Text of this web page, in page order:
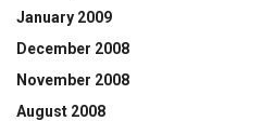
January 2009
December 2008
November 2008
August 2008